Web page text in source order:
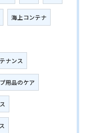
海上コンテナ
ナンス
用品のケア